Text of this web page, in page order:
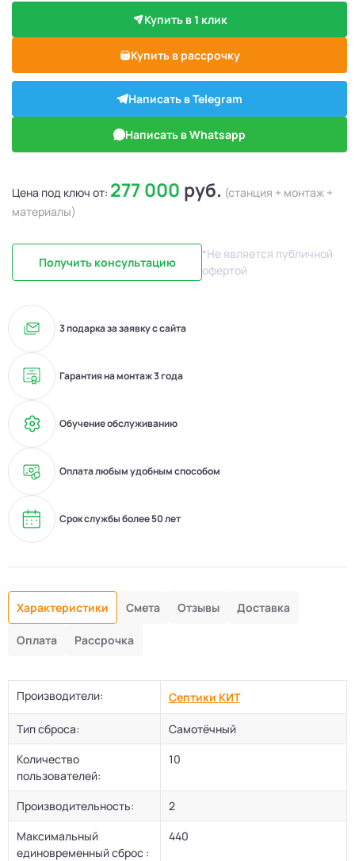
Купить в 1 клик
Купить в рассрочку
Написать в Telegram
Написать в Whatsapp
Цена под ключ от: 277 000 руб. (станция + монтаж +
материалы)
Получить консультацию
*Не является публичной
офертой
3 подарка за заявку с сайта
Гарантия на монтаж 3 года
Обучение обслуживанию
Оплата любым удобным способом
Срок службы более 50 лет
Характеристики Смета Отзывы Доставка
Оплата Рассрочка
Производители: Септики КИТ
Тип сброса:
Самотёчный
Количество
пользователей:
10
Производительность:
2
Максимальный
единовременный сброс :
440